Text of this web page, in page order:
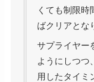
くても制限時
ばクリアとな
サプライヤー
ようにしつつ
用したタイミ